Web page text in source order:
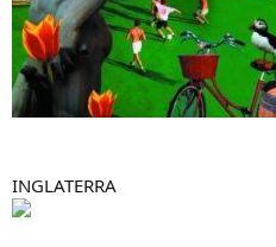
INGLATERRA